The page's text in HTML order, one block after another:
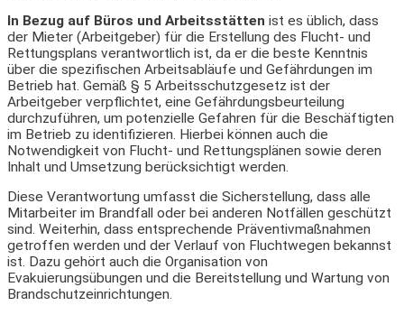
In Bezug auf Büros und Arbeitsstätten ist es üblich, dass
der Mieter (Arbeitgeber) für die Erstellung des Flucht- und
Rettungsplans verantwortlich ist, da er die beste Kenntnis
über die spezifischen Arbeitsabläufe und Gefährdungen im
Betrieb hat. Gemäß § 5 Arbeitsschutzgesetz ist der
Arbeitgeber verpflichtet, eine Gefährdungsbeurteilung
durchzuführen, um potenzielle Gefahren für die Beschäftigten
im Betrieb zu identifizieren. Hierbei können auch die
Notwendigkeit von Flucht- und Rettungsplänen sowie deren
Inhalt und Umsetzung berücksichtigt werden.
Diese Verantwortung umfasst die Sicherstellung, dass alle
Mitarbeiter im Brandfall oder bei anderen Notfällen geschützt
sind. Weiterhin, dass entsprechende Präventivmaßnahmen
getroffen werden und der Verlauf von Fluchtwegen bekannst
ist. Dazu gehört auch die Organisation von
Evakuierungsübungen und die Bereitstellung und Wartung von
Brandschutzeinrichtungen.